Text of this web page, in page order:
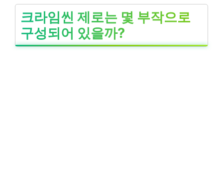
크라임씬 제로는 몇 부작으로
구성되어 있을까?